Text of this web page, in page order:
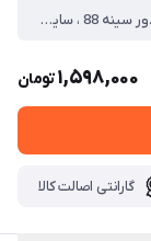
گیپور استرکشی قد 45 پهلو کار زیپ میخوره ، سایز s : دور سینه 88 ، سایز m : دور سینه 96 ، سایز L : دور سینه 100 ، سایز xl : دور سینه 104
1,598,000تومان
گارانتی اصالت کالا